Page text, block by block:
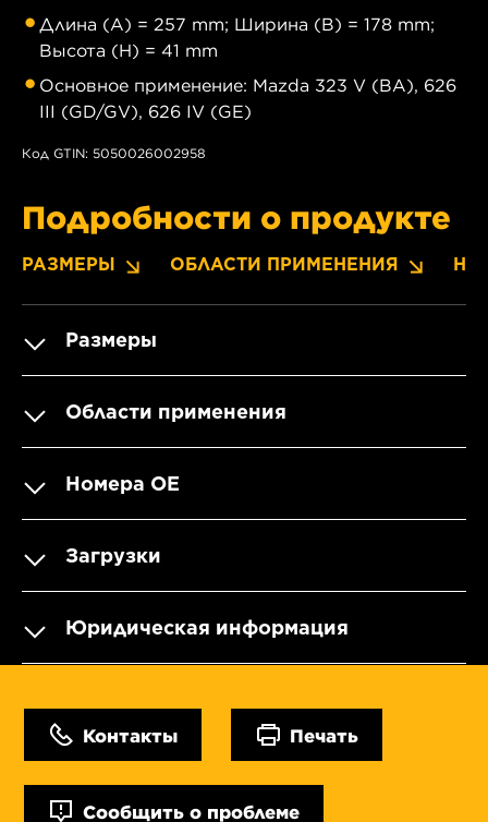
Длина (A) = 257 mm; Ширина (B) = 178 mm;
Высота (H) = 41 mm
Основное применение: Mazda 323 V (BA), 626
III (GD/GV), 626 IV (GE)
Код GTIN: 5050026002958
Подробности о продукте
РАЗМЕРЫ ОБЛАСТИ ПРИМЕНЕНИЯ
Размеры
Области применения
Номера OE
Загрузки
Юридическая информация
Контакты Печать
Сообщить о проблеме